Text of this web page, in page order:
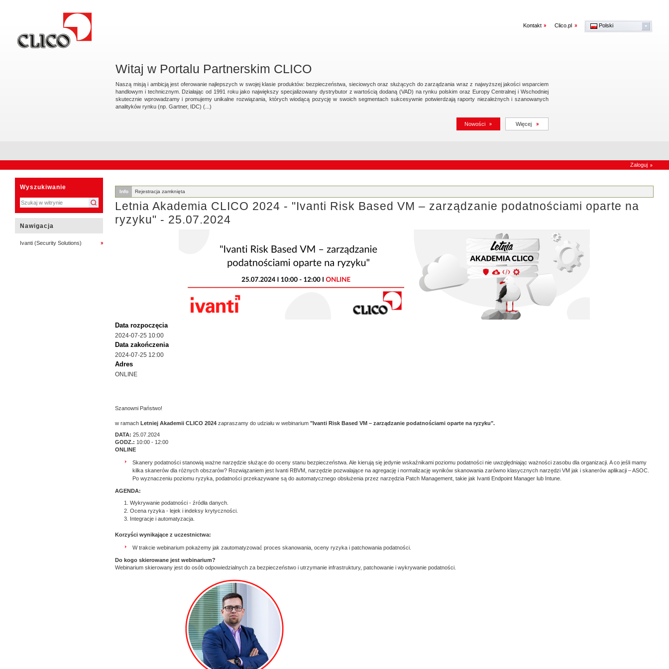
Kontakt Clico.pl
Witaj w Portalu Partnerskim CLICO
Naszą misją i ambicją jest oferowanie najlepszych w swojej klasie produktów: bezpieczeństwa, sieciowych oraz służących do zarządzania wraz z najwyższej jakości wsparciem
handlowym i technicznym. Działając od 1991 roku jako największy specjalizowany dystrybutor z wartością dodaną (VAD) na rynku polskim oraz Europy Centralnej i Wschodniej
skutecznie wprowadzamy i promujemy unikalne rozwiązania, których wiodącą pozycję w swoich segmentach sukcesywnie potwierdzają raporty niezależnych i szanowanych
analityków rynku (np. Gartner, IDC) (...)
Nowości Więcej
osobiste
Zaloguj
Polski
Wyszukiwanie
Nawigacja
Ivanti (Security Solutions)
Info Rejestracja zamknięta
Letnia Akademia CLICO 2024 - "Ivanti Risk Based VM – zarządzanie podatnościami oparte na
ryzyku" - 25.07.2024
Data rozpoczęcia
2024-07-25 10:00
Data zakończenia
2024-07-25 12:00
Adres
ONLINE
Szanowni Państwo!
w ramach Letniej Akademii CLICO 2024 zapraszamy do udziału w webinarium "Ivanti Risk Based VM – zarządzanie podatnościami oparte na ryzyku".
DATA: 25.07.2024
GODZ.: 10:00 - 12:00
ONLINE
Skanery podatności stanowią ważne narzędzie służące do oceny stanu bezpieczeństwa. Ale kierują się jedynie wskaźnikami poziomu podatności nie uwzględniając ważności zasobu dla organizacji. A co jeśli mamy
kilka skanerów dla różnych obszarów? Rozwiązaniem jest Ivanti RBVM, narzędzie pozwalające na agregację i normalizację wyników skanowania zarówno klasycznych narzędzi VM jak i skanerów aplikacji – ASOC.
Po wyznaczeniu poziomu ryzyka, podatności przekazywane są do automatycznego obsłużenia przez narzędzia Patch Management, takie jak Ivanti Endpoint Manager lub Intune.
AGENDA:
Wykrywanie podatności - źródła danych.
Ocena ryzyka - lejek i indeksy krytyczności.
Integracje i automatyzacja.
Korzyści wynikające z uczestnictwa:
W trakcie webinarium pokażemy jak zautomatyzować proces skanowania, oceny ryzyka i patchowania podatności.
Do kogo skierowane jest webinarium?
Webinarium skierowany jest do osób odpowiedzialnych za bezpieczeństwo i utrzymanie infrastruktury, patchowanie i wykrywanie podatności.